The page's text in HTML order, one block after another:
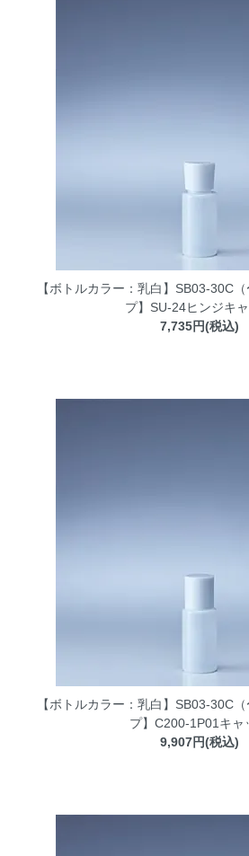
【ボトルカラー：乳白】SB03-30C
プ】SU-24ヒンジキ
7,735円(税込)
【ボトルカラー：乳白】SB03-30C
プ】C200-1P01キャ
9,907円(税込)